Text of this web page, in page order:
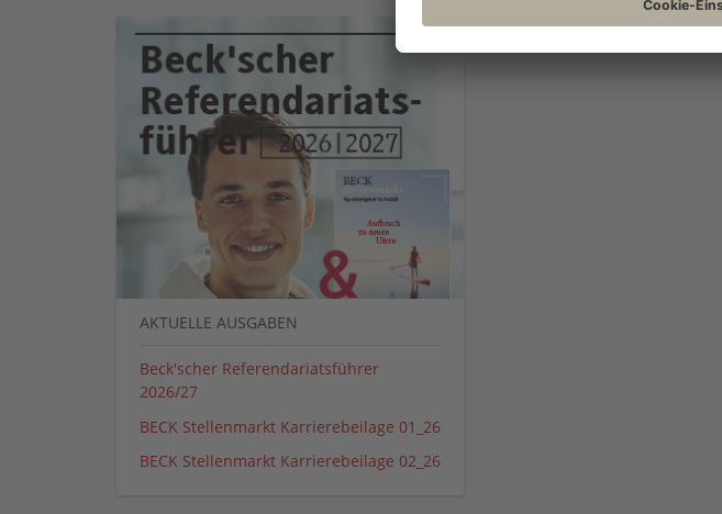
AKTUELLE AUSGABEN
Beck'scher Referendariatsführer
2026/27
BECK Stellenmarkt Karrierebeilage 01_26
BECK Stellenmarkt Karrierebeilage 02_26